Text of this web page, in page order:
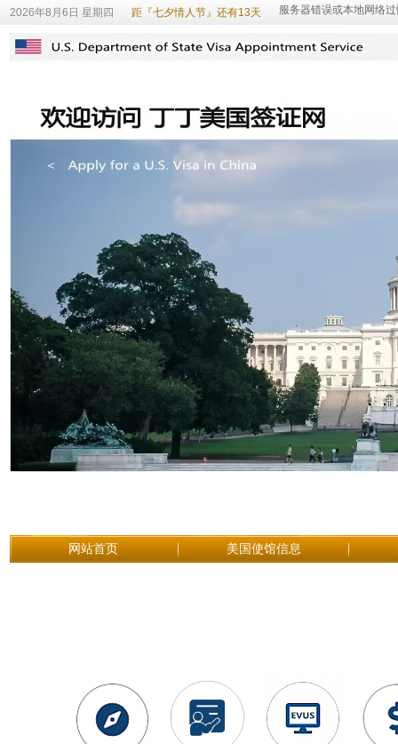
2026年8月6日 星期四 距『七夕情人节』还有13天
网站首页 美国使馆信息